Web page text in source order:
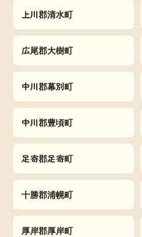
上川郡清水町
広尾郡大樹町
中川郡幕別町
中川郡豊頃町
足寄郡足寄町
十勝郡浦幌町
厚岸郡厚岸町